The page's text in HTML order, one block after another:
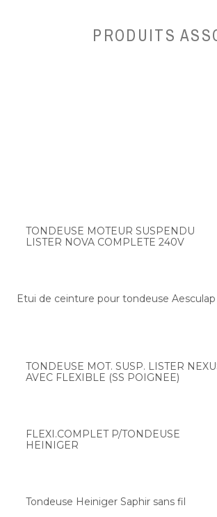
PRODUITS
TONDEUSE MOTEUR SUSPENDU
LISTER NOVA COMPLETE 240V
Etui de ceinture pour tondeuse Aesculap
TONDEUSE MOT. SUSP. LISTER
AVEC FLEXIBLE (SS POIGNEE)
FLEXI.COMPLET P/TONDEUSE
HEINIGER
Tondeuse Heiniger Saphir sans fil